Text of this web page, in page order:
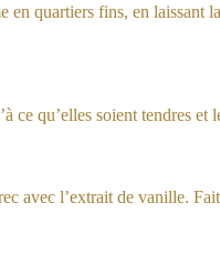
quartiers fins, en
ce qu’elles soient tendres
avec l’extrait de vanille.